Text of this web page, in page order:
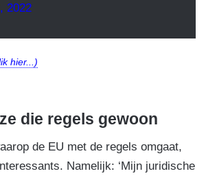
2022
hier...)
die regels gewoon
de EU met de regels omgaat,
Namelijk: ‘Mijn juridische